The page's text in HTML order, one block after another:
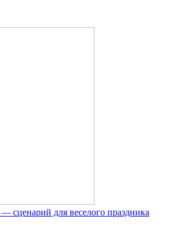
сценарий для веселого праздника